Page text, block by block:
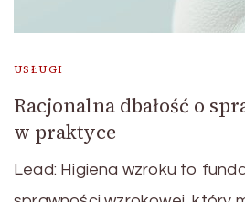
USŁUGI
Racjonalna dbałość o
w praktyce
Lead: Higiena wzroku to